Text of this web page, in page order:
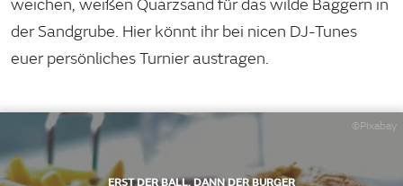
der Sandgrube. Hier könnt ihr bei nicen DJ-Tunes
euer persönliches Turnier austragen.
ERST DER BALL, DANN DER BURGER
©Pixabay